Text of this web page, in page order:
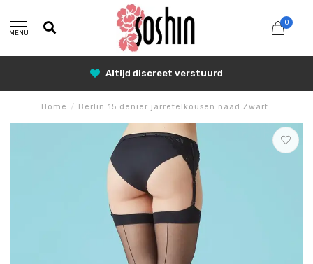
MENU
0
25% Korting met SUNSHINE25
Home / Berlin 15 denier jarretelkousen naad Zwart